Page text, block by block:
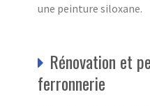
une peinture siloxane.
Rénovation et
ferronnerie